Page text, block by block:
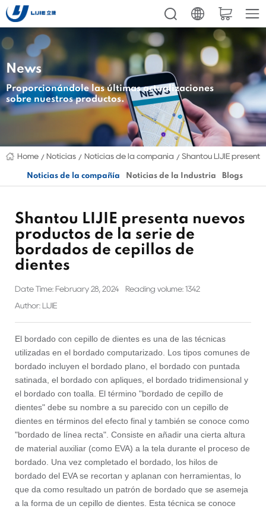
News
Proporcionándole las últimas actualizaciones
sobre nuestros productos.
Home Noticias Noticias de la compañía Shantou LIJIE
Noticias de la compañía Noticias de la Industria Blogs
Shantou LIJIE presenta nuevos
productos de la serie de
bordados de cepillos de
dientes
Date Time: February 28, 2024 Reading volume: 1342
Author: LIJIE
El bordado con cepillo de dientes es una de las técnicas
utilizadas en el bordado computarizado. Los tipos comunes de
bordado incluyen el bordado plano, el bordado con puntada
satinada, el bordado con apliques, el bordado tridimensional y
el bordado con toalla. El término "bordado de cepillo de
dientes" debe su nombre a su parecido con un cepillo de
dientes en términos del efecto final y también se conoce como
"bordado de línea recta". Consiste en añadir una cierta altura
de material auxiliar (como EVA) a la tela durante el proceso de
bordado. Una vez completado el bordado, los hilos de
bordado del EVA se recortan y aplanan con herramientas, lo
que da como resultado un patrón de bordado que se asemeja
a la forma de un cepillo de dientes. Esta técnica se conoce